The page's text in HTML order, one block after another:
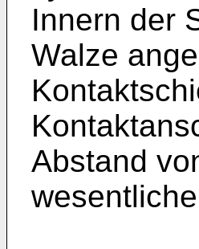
Innern der
Walze
Abstand